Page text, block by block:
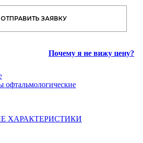
ОТПРАВИТЬ ЗАЯВКУ
Почему я не вижу цену?
офтальмологические
ХАРАКТЕРИСТИКИ